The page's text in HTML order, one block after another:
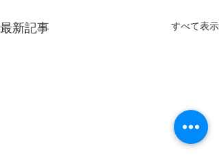
最新記事 すべて表示